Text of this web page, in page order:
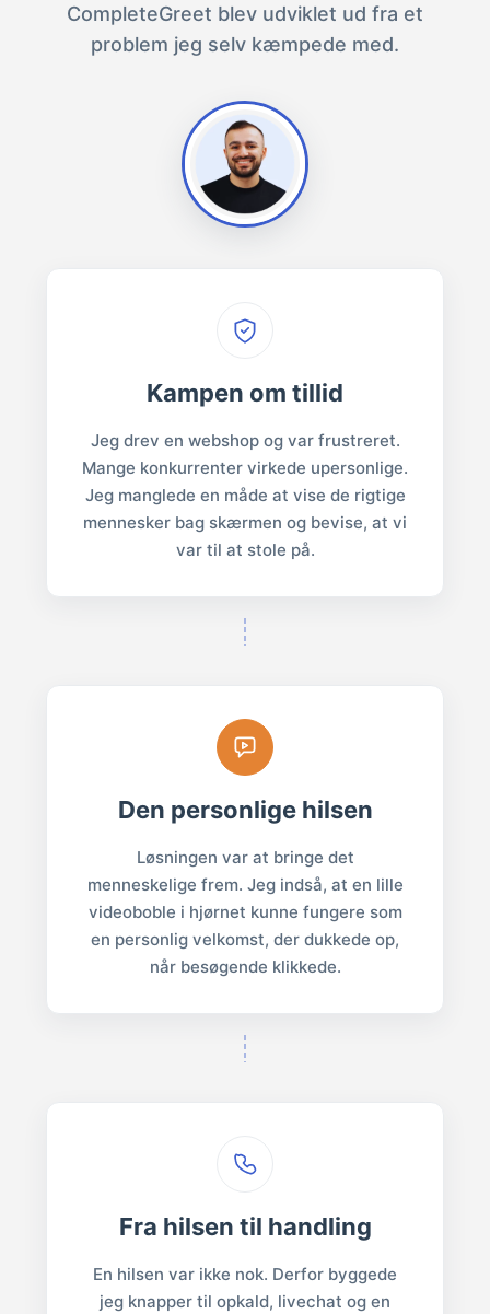
CompleteGreet blev udviklet ud fra et
problem jeg selv kæmpede med.
Kampen om tillid
Jeg drev en webshop og var frustreret.
Mange konkurrenter virkede upersonlige.
Jeg manglede en måde at vise de rigtige
mennesker bag skærmen og bevise, at vi
var til at stole på.
Den personlige hilsen
Løsningen var at bringe det
menneskelige frem. Jeg indså, at en lille
videoboble i hjørnet kunne fungere som
en personlig velkomst, der dukkede op,
når besøgende klikkede.
Fra hilsen til handling
En hilsen var ikke nok. Derfor byggede
jeg knapper til opkald, livechat og en